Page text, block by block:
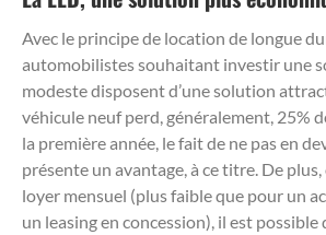
Avec le principe de location de longue
automobilistes souhaitant investir une
modeste disposent d’une solution
véhicule neuf perd, généralement, 25%
la première année, le fait de ne pas en
présente un avantage, à ce titre. De
loyer mensuel (plus faible que pour un
un leasing en concession), il est possible